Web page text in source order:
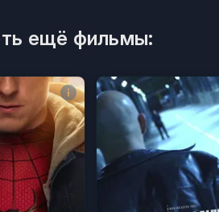
ещё фильмы: